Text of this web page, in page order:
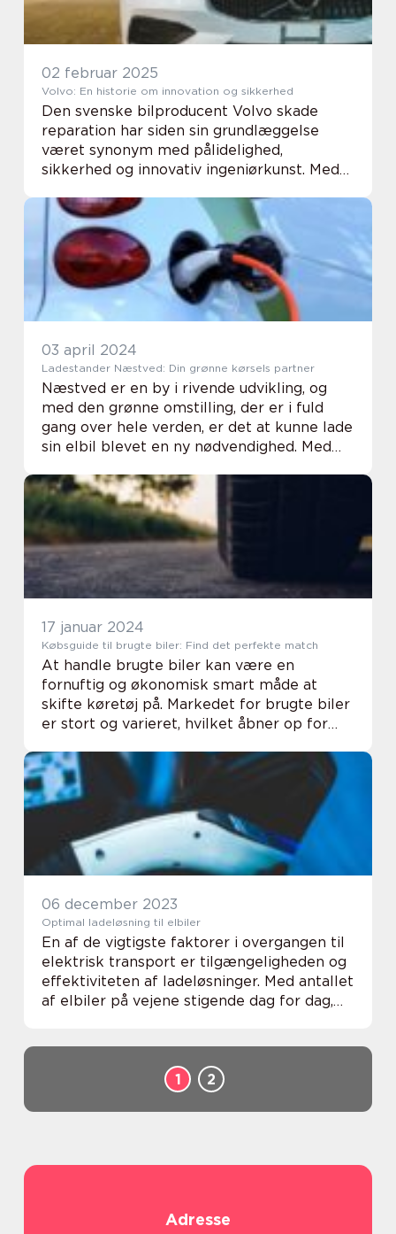
02 februar 2025
Volvo: En historie om innovation og sikkerhed
Den svenske bilproducent Volvo skade
reparation har siden sin grundlæggelse
været synonym med pålidelighed,
sikkerhed og innovativ ingeniørkunst. Med
at sætte standarder ...
03 april 2024
Ladestander Næstved: Din grønne kørsels partner
Næstved er en by i rivende udvikling, og
med den grønne omstilling, der er i fuld
gang over hele verden, er det at kunne lade
sin elbil blevet en ny nødvendighed. Med
ønsket om at reducere CO2-udslippet, er
flere ...
17 januar 2024
Købsguide til brugte biler: Find det perfekte match
At handle brugte biler kan være en
fornuftig og økonomisk smart måde at
skifte køretøj på. Markedet for brugte biler
er stort og varieret, hvilket åbner op for
efter en...
06 december 2023
Optimal ladeløsning til elbiler
En af de vigtigste faktorer i overgangen til
elektrisk transport er tilgængeligheden og
effektiviteten af ladeløsninger. Med antallet
af elbiler på vejene stigende dag for dag,
1 2
Adresse